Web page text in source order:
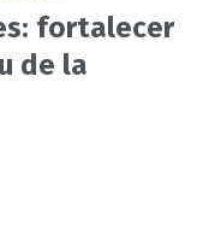
fortalecer
de la